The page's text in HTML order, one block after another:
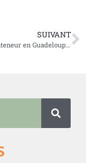
SUIVANT
Habitation conteneur en Guadeloupe : quel type choisir selon la législation actuelle ? – Maison Talesa